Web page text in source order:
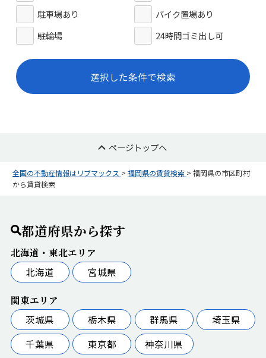
駐車場あり
バイク置場あり
駐輪場
24時間ゴミ出し可
選択した条件で検索
ページトップへ
全国の不動産情報はリブマックス > 福岡県の賃貸検索 > 福岡県の市区町村
から賃貸検索
都道府県から探す
北海道・東北エリア
北海道
宮城県
関東エリア
茨城県
栃木県 群馬県
埼玉県
千葉県
東京都 神奈川県